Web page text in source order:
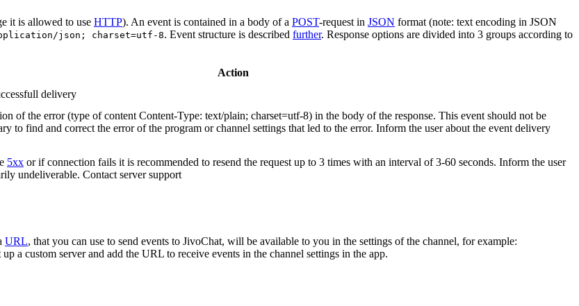
it is allowed to use HTTP). An event is contained in a body of a POST-request in JSON format (note: text encoding in JSON
json; charset=utf-8. Event structure is described further. Response options are divided into 3 groups according to
Action
delivery
of the error (type of content Content-Type: text/plain; charset=utf-8) in the body of the response. This event should not be
to find and correct the error of the program or channel settings that led to the error. Inform the user about the event delivery
5xx or if connection fails it is recommended to resend the request up to 3 times with an interval of 3-60 seconds. Inform the user
undeliverable. Contact server support
URL, that you can use to send events to JivoChat, will be available to you in the settings of the channel, for example:
a custom server and add the URL to receive events in the channel settings in the app.